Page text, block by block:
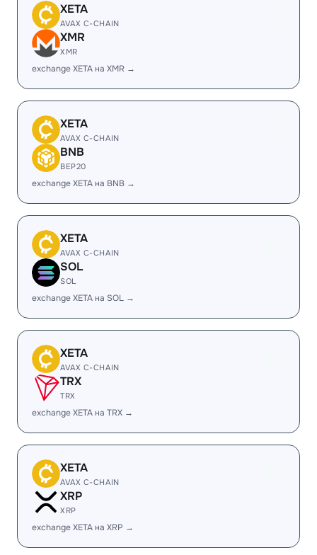
XETA
AVAX C-CHAIN
XMR
XMR
exchange XETA на XMR →
XETA
AVAX C-CHAIN
BNB
BEP20
exchange XETA на BNB →
XETA
AVAX C-CHAIN
SOL
SOL
exchange XETA на SOL →
XETA
AVAX C-CHAIN
TRX
TRX
exchange XETA на TRX →
XETA
AVAX C-CHAIN
XRP
XRP
exchange XETA на XRP →